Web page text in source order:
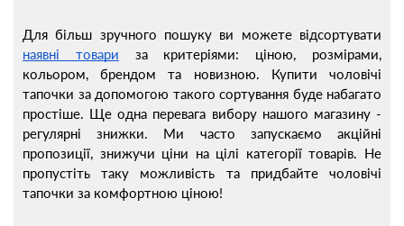
Для більш зручного пошуку ви можете відсортувати
наявні товари за критеріями: ціною, розмірами,
кольором, брендом та новизною. Купити чоловічі
тапочки за допомогою такого сортування буде набагато
простіше. Ще одна перевага вибору нашого магазину -
регулярні знижки. Ми часто запускаємо акційні
пропозиції, знижучи ціни на цілі категорії товарів. Не
пропустіть таку можливість та придбайте чоловічі
тапочки за комфортною ціною!